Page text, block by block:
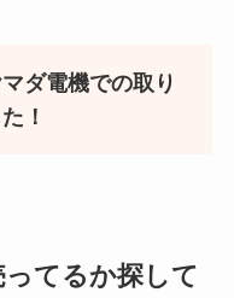
ダ電機での取り
！
てるか探して